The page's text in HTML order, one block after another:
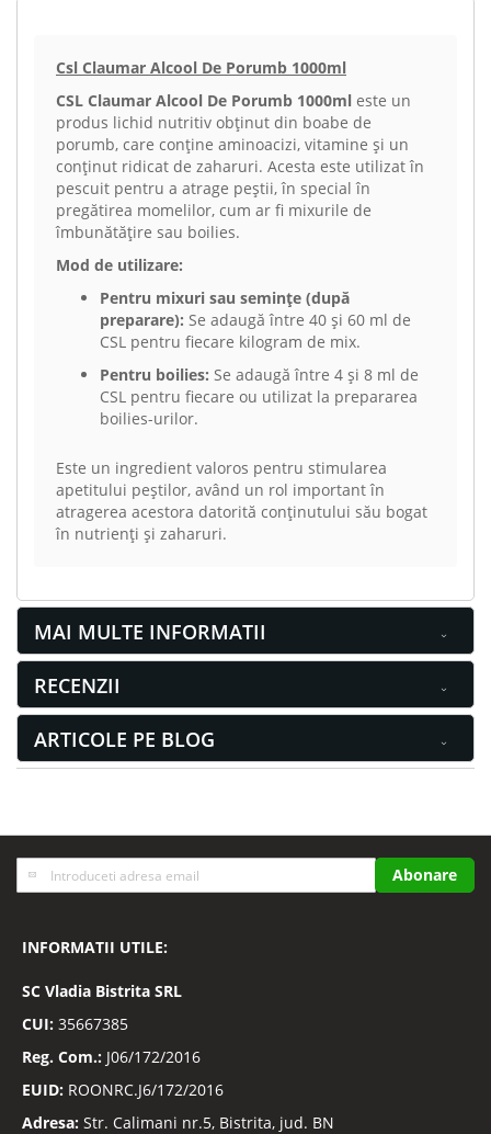
Csl Claumar Alcool De Porumb 1000ml
CSL Claumar Alcool De Porumb 1000ml este un
produs lichid nutritiv obținut din boabe de
porumb, care conține aminoacizi, vitamine și un
conținut ridicat de zaharuri. Acesta este utilizat în
pescuit pentru a atrage peștii, în special în
pregătirea momelilor, cum ar fi mixurile de
îmbunătățire sau boilies.
Mod de utilizare:
Pentru mixuri sau semințe (după
preparare): Se adaugă între 40 și 60 ml de
CSL pentru fiecare kilogram de mix.
Pentru boilies: Se adaugă între 4 și 8 ml de
CSL pentru fiecare ou utilizat la prepararea
boilies-urilor.
Este un ingredient valoros pentru stimularea
apetitului peștilor, având un rol important în
atragerea acestora datorită conținutului său bogat
în nutrienți și zaharuri.
MAI MULTE INFORMATII
RECENZII
ARTICOLE PE BLOG
Inscrieti-
va
noastre
Abonare
INFORMATII UTILE:
SC Vladia Bistrita SRL
CUI: 35667385
Reg. Com.: J06/172/2016
EUID: ROONRC.J6/172/2016
Adresa: Str. Calimani nr.5, Bistrita, jud. BN